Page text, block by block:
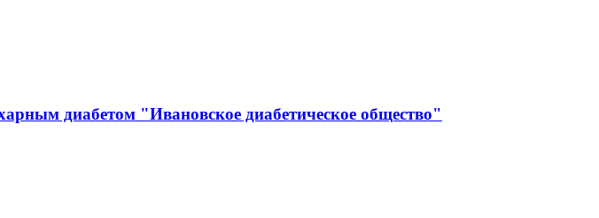
диабетом "Ивановское диабетическое общество"